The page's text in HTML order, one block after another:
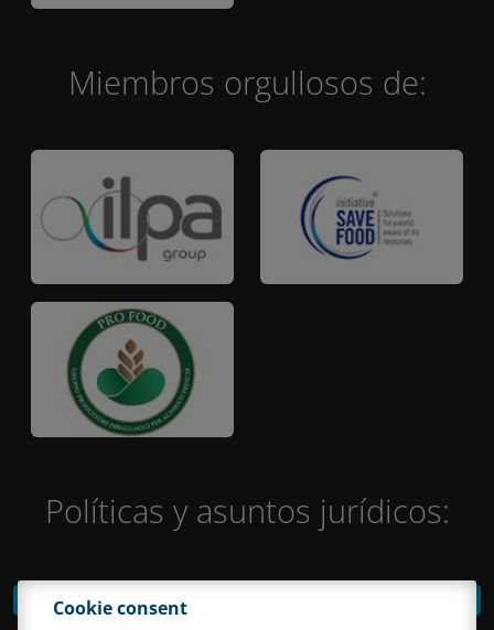
Miembros orgullosos de:
Políticas y asuntos jurídicos:
Cookie consent